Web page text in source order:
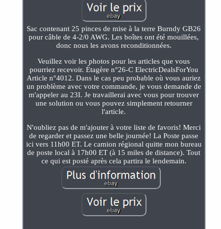
Sac contenant 25 pinces de mise à la terre Burndy GB26
pour câble de 4-2/0 AWG. Les boîtes ont été mouillées,
donc nous les avons reconditionnées.
Veuillez voir les photos pour les articles que vous
pourriez recevoir. Étagère n°26-C ElectricDealsForYou
Article n°4012. Dans le cas peu probable où vous auriez
un problème avec votre commande, je vous demande de
m'appeler au 23I. Je travaillerai avec vous pour trouver
une solution ou vous pouvez simplement retourner
l'article.
N'oubliez pas de m'ajouter à votre liste de favoris! Merci
de regarder et passez une belle journée! La Poste passe
ici vers 11h00 ET. Le camion régional quitte mon bureau
de poste local à 17h00 ET (à 15 miles de distance). Tout
ce qui est posté après cela partira le lendemain.